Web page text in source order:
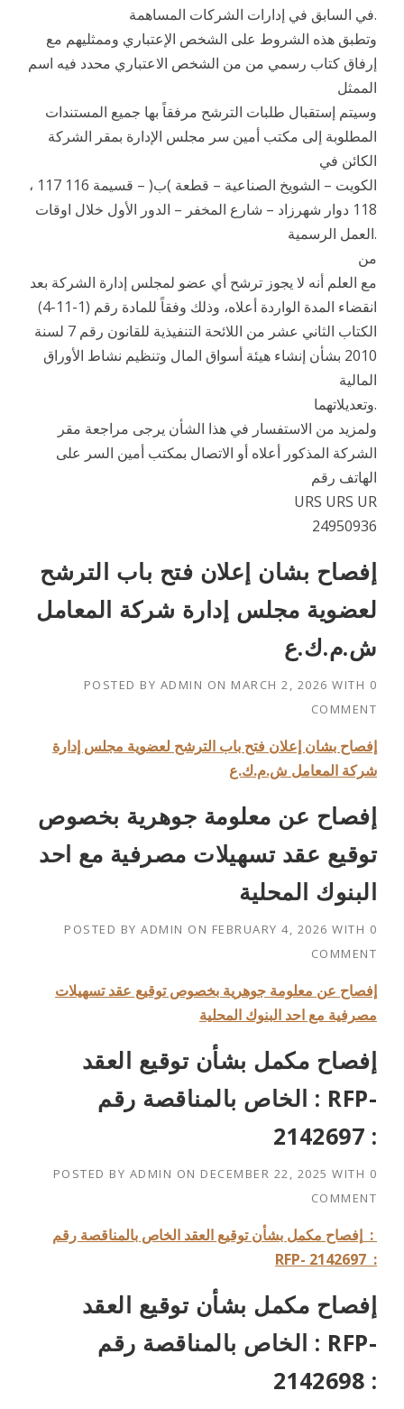
في السابق في إدارات الشركات المساهمة.
وتطبق هذه الشروط على الشخص الإعتباري وممثليهم مع
إرفاق كتاب رسمي من من الشخص الاعتباري محدد فيه اسم
الممثل
وسيتم إستقبال طلبات الترشح مرفقاً بها جميع المستندات
المطلوبة إلى مكتب أمين سر مجلس الإدارة بمقر الشركة
الكائن في
الكويت – الشويخ الصناعية – قطعة )ب( – قسيمة 116 117 ،
118 دوار شهرزاد – شارع المخفر – الدور الأول خلال اوقات
العمل الرسمية.
من
مع العلم أنه لا يجوز ترشح أي عضو لمجلس إدارة الشركة بعد
انقضاء المدة الواردة أعلاه، وذلك وفقاً للمادة رقم (1-11-4)
الكتاب الثاني عشر من اللائحة التنفيذية للقانون رقم 7 لسنة
2010 بشأن إنشاء هيئة أسواق المال وتنظيم نشاط الأوراق
المالية
وتعديلاتهما.
ولمزيد من الاستفسار في هذا الشأن يرجى مراجعة مقر
الشركة المذكور أعلاه أو الاتصال بمكتب أمين السر على
الهاتف رقم
URS URS UR
24950936
إفصاح بشان إعلان فتح باب الترشح
لعضوية مجلس إدارة شركة المعامل
ش.م.ك.ع
POSTED BY ADMIN ON MARCH 2, 2026 WITH 0
COMMENT
إفصاح بشان إعلان فتح باب الترشح لعضوية مجلس إدارة
شركة المعامل ش.م.ك.ع
إفصاح عن معلومة جوهرية بخصوص
توقيع عقد تسهيلات مصرفية مع احد
البنوك المحلية
POSTED BY ADMIN ON FEBRUARY 4, 2026 WITH 0
COMMENT
إفصاح عن معلومة جوهرية بخصوص توقيع عقد تسهيلات
مصرفية مع احد البنوك المحلية
إفصاح مكمل بشأن توقيع العقد
الخاص بالمناقصة رقم : RFP-
2142697 :
POSTED BY ADMIN ON DECEMBER 22, 2025 WITH 0
COMMENT
إفصاح مكمل بشأن توقيع العقد الخاص بالمناقصة رقم :
RFP- 2142697 :
إفصاح مكمل بشأن توقيع العقد
الخاص بالمناقصة رقم : RFP-
2142698 :